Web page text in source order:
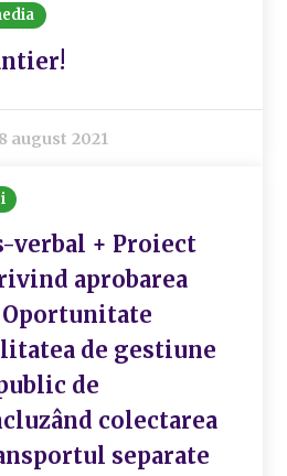
august 2021
verbal + Proiect
aprobarea
de gestiune
de
colectarea
separate